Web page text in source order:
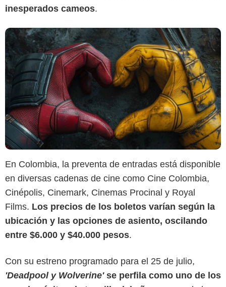
inesperados cameos.
En Colombia, la preventa de entradas está disponible
en diversas cadenas de cine como Cine Colombia,
Cinépolis, Cinemark, Cinemas Procinal y Royal
Films. Los precios de los boletos varían según la
ubicación y las opciones de asiento, oscilando
entre $6.000 y $40.000 pesos.
Con su estreno programado para el 25 de julio,
'Deadpool y Wolverine'se perfila como uno de los